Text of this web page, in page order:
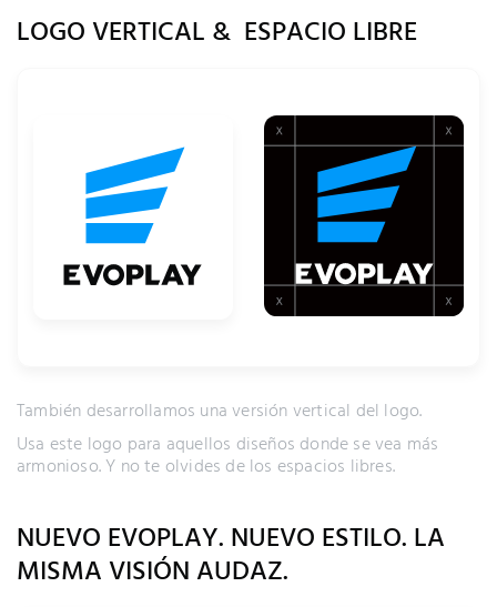
LOGO VERTICAL & ESPACIO LIBRE
También desarrollamos una versión vertical del logo.
Usa este logo para aquellos diseños donde se vea más
armonioso. Y no te olvides de los espacios libres.
NUEVO EVOPLAY. NUEVO ESTILO. LA
MISMA VISIÓN AUDAZ.